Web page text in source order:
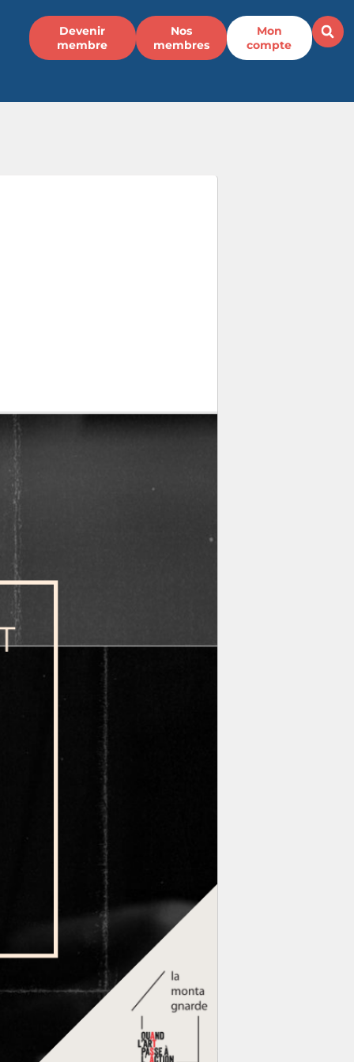
Devenir
membre
Nos
membres
Mon
compte